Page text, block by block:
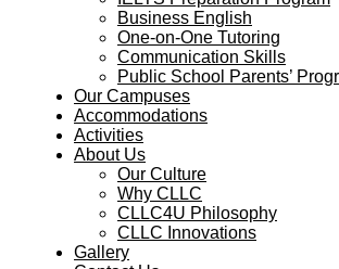
Business English
One-on-One Tutoring
Communication Skills
Public School Parents’
Our Campuses
Accommodations
Activities
About Us
Our Culture
Why CLLC
CLLC4U Philosophy
CLLC Innovations
Gallery